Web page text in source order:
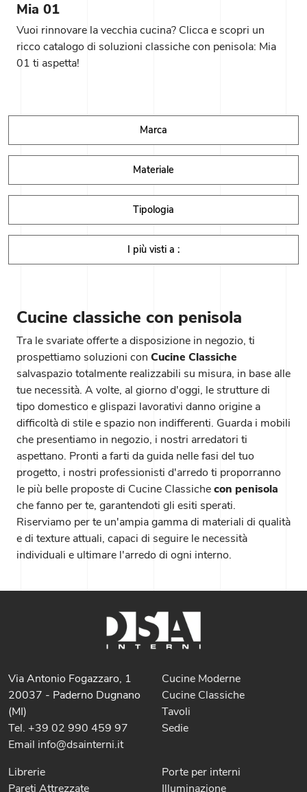
Mia 01
Vuoi rinnovare la vecchia cucina? Clicca e scopri un
ricco catalogo di soluzioni classiche con penisola: Mia
01 ti aspetta!
Marca
Materiale
Tipologia
I più visti a :
Cucine classiche con penisola
Tra le svariate offerte a disposizione in negozio, ti
prospettiamo soluzioni con Cucine Classiche
salvaspazio totalmente realizzabili su misura, in base alle
tue necessità. A volte, al giorno d'oggi, le strutture di
tipo domestico e glispazi lavorativi danno origine a
difficoltà di stile e spazio non indifferenti. Guarda i mobili
che presentiamo in negozio, i nostri arredatori ti
aspettano. Pronti a farti da guida nelle fasi del tuo
progetto, i nostri professionisti d'arredo ti proporranno
le più belle proposte di Cucine Classichecon penisola
che fanno per te, garantendoti gli esiti sperati.
Riserviamo per te un'ampia gamma di materiali di qualità
e di texture attuali, capaci di seguire le necessità
individuali e ultimare l'arredo di ogni interno.
Via Antonio Fogazzaro, 1
20037 - Paderno Dugnano
(MI)
Tel. +39 02 990 459 97
Email info@dsainterni.it
Cucine Moderne
Cucine Classiche
Tavoli
Sedie
Librerie
Pareti Attrezzate
Porte per interni
Illuminazione